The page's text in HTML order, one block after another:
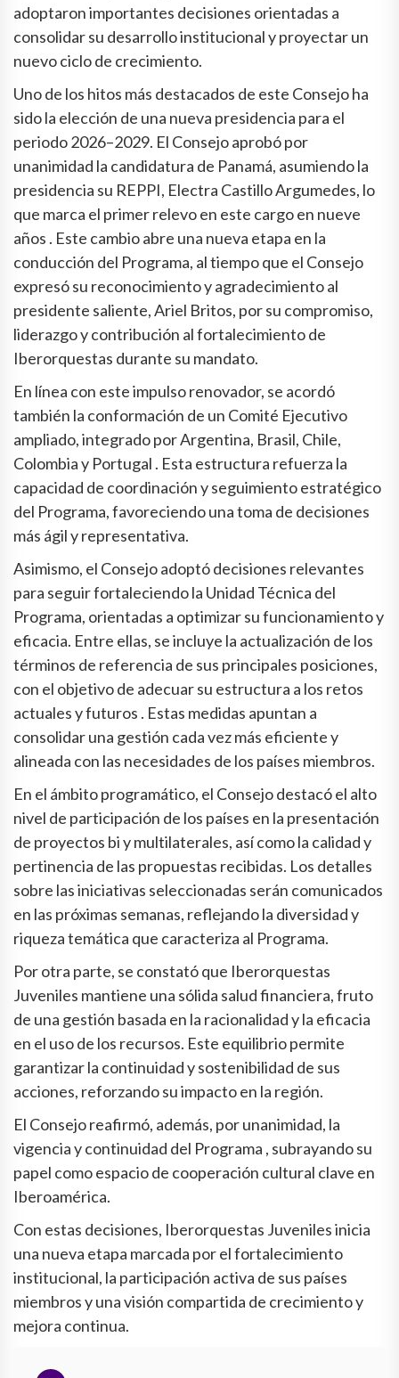
adoptaron importantes decisiones orientadas a
consolidar su desarrollo institucional y proyectar un
nuevo ciclo de crecimiento.
Uno de los hitos más destacados de este Consejo ha
sido la elección de una nueva presidencia para el
periodo 2026–2029. El Consejo aprobó por
unanimidad la candidatura de Panamá, asumiendo la
presidencia su REPPI, Electra Castillo Argumedes, lo
que marca el primer relevo en este cargo en nueve
años . Este cambio abre una nueva etapa en la
conducción del Programa, al tiempo que el Consejo
expresó su reconocimiento y agradecimiento al
presidente saliente, Ariel Britos, por su compromiso,
liderazgo y contribución al fortalecimiento de
Iberorquestas durante su mandato.
En línea con este impulso renovador, se acordó
también la conformación de un Comité Ejecutivo
ampliado, integrado por Argentina, Brasil, Chile,
Colombia y Portugal . Esta estructura refuerza la
capacidad de coordinación y seguimiento estratégico
del Programa, favoreciendo una toma de decisiones
más ágil y representativa.
Asimismo, el Consejo adoptó decisiones relevantes
para seguir fortaleciendo la Unidad Técnica del
Programa, orientadas a optimizar su funcionamiento y
eficacia. Entre ellas, se incluye la actualización de los
términos de referencia de sus principales posiciones,
con el objetivo de adecuar su estructura a los retos
actuales y futuros . Estas medidas apuntan a
consolidar una gestión cada vez más eficiente y
alineada con las necesidades de los países miembros.
En el ámbito programático, el Consejo destacó el alto
nivel de participación de los países en la presentación
de proyectos bi y multilaterales, así como la calidad y
pertinencia de las propuestas recibidas. Los detalles
sobre las iniciativas seleccionadas serán comunicados
en las próximas semanas, reflejando la diversidad y
riqueza temática que caracteriza al Programa.
Por otra parte, se constató que Iberorquestas
Juveniles mantiene una sólida salud financiera, fruto
de una gestión basada en la racionalidad y la eficacia
en el uso de los recursos. Este equilibrio permite
garantizar la continuidad y sostenibilidad de sus
acciones, reforzando su impacto en la región.
El Consejo reafirmó, además, por unanimidad, la
vigencia y continuidad del Programa , subrayando su
papel como espacio de cooperación cultural clave en
Iberoamérica.
Con estas decisiones, Iberorquestas Juveniles inicia
una nueva etapa marcada por el fortalecimiento
institucional, la participación activa de sus países
miembros y una visión compartida de crecimiento y
mejora continua.